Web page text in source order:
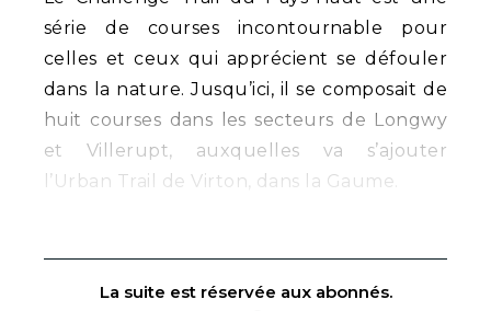
série de courses incontournable pour
celles et ceux qui apprécient se défouler
dans la nature. Jusqu’ici, il se composait de
huit courses dans les secteurs de Longwy
et Villerupt, auxquelles va s’ajouter
l’Urban Trail de Virton, dans la Gaume.
La suite est réservée aux abonnés.